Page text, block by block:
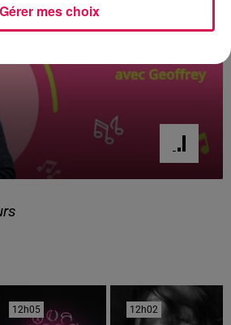
12h05
12h05 12h02
12h02
Gérer mes choix